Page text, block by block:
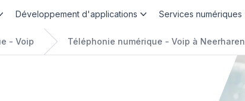
Développement d'applications Services numériques
- Voip Téléphonie numérique - Voip à Neerharen